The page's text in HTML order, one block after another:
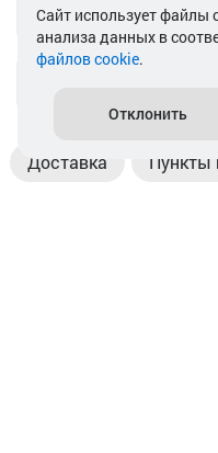
Telegram
Доставка Пункты
Cайт использует файлы
анализа данных в
файлов cookie.
Отклонить